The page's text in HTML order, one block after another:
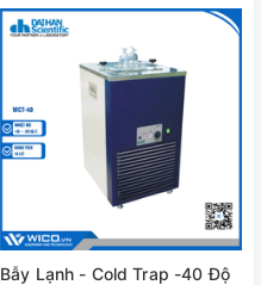
Bẫy Lạnh - Cold Trap -40 Độ